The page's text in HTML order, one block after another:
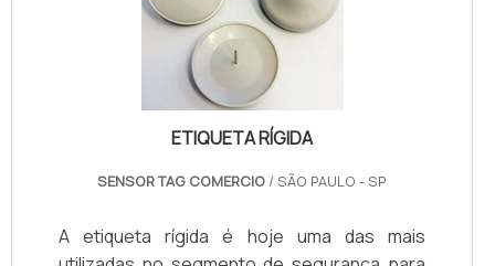
ETIQUETA RÍGIDA
SENSOR TAG COMERCIO / SÃO PAULO - SP
A etiqueta rígida é hoje uma das mais